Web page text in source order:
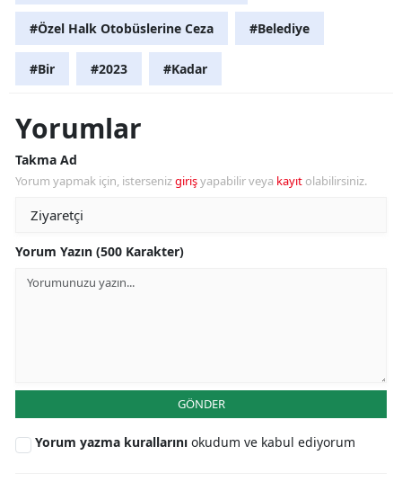
#Özel Halk Otobüslerine Ceza #Belediye
#Bir #2023 #Kadar
Yorumlar
Takma Ad
Yorum yapmak için, istersenizgirişyapabilir veya kayıt olabilirsiniz.
Yorum Yazın (500 Karakter)
GÖNDER
Yorum yazma kurallarını okudum ve kabul ediyorum